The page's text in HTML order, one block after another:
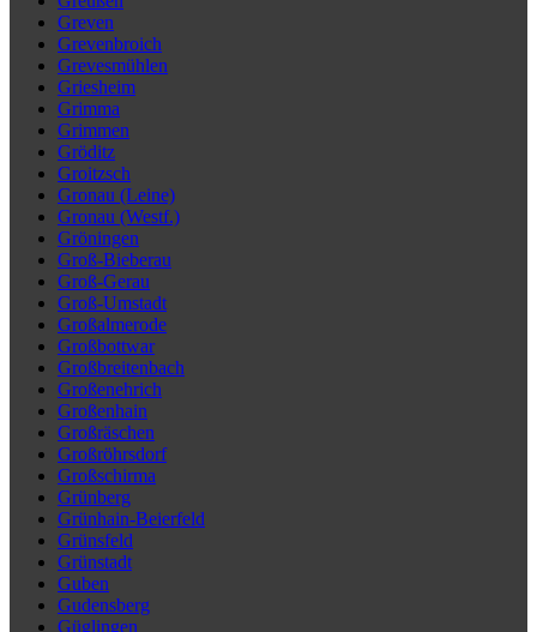
Greven
Grevenbroich
Grevesmühlen
Griesheim
Grimma
Grimmen
Gröditz
Groitzsch
Gronau (Leine)
Gronau (Westf.)
Gröningen
Groß-Bieberau
Groß-Gerau
Groß-Umstadt
Großalmerode
Großbottwar
Großbreitenbach
Großenehrich
Großenhain
Großräschen
Großröhrsdorf
Großschirma
Grünberg
Grünhain-Beierfeld
Grünsfeld
Grünstadt
Guben
Gudensberg
Güglingen